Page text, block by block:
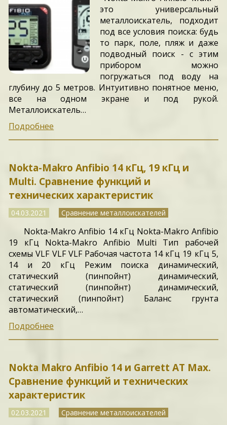
это универсальный
металлоискатель, подходит
под все условия поиска: будь
то парк, поле, пляж и даже
подводный поиск - с этим
прибором можно
погружаться под воду на
глубину до 5 метров. Интуитивно понятное меню,
все на одном экране и под рукой.
Металлоискатель…
Подробнее
Nokta-Makro Anfibio 14 кГц, 19 кГц и
Multi. Сравнение функций и
технических характеристик
04.03.2021 Сравнение металлоискателей
Nokta-Makro Anfibio 14 кГц Nokta-Makro Anfibio
19 кГц Nokta-Makro Anfibio Multi Тип рабочей
схемы VLF VLF VLF Рабочая частота 14 кГц 19 кГц 5,
14 и 20 кГц Режим поиска динамический,
статический (пинпойнт) динамический,
статический (пинпойнт) динамический,
статический (пинпойнт) Баланс грунта
автоматический,…
Подробнее
Nokta Makro Anfibio 14 и Garrett AT Max.
Сравнение функций и технических
характеристик
02.03.2021 Сравнение металлоискателей